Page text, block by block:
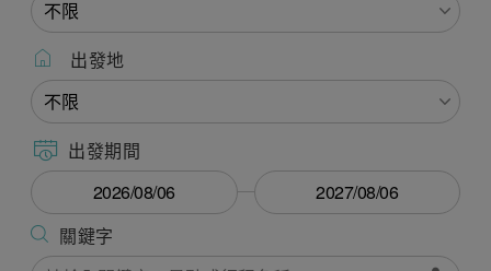
出發地
出發期間